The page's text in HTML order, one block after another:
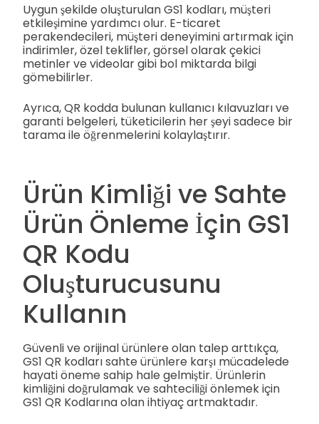
Uygun şekilde oluşturulan GS1 kodları, müşteri
etkileşimine yardımcı olur. E-ticaret
perakendecileri, müşteri deneyimini artırmak için
indirimler, özel teklifler, görsel olarak çekici
metinler ve videolar gibi bol miktarda bilgi
gömebilirler.
Ayrıca, QR kodda bulunan kullanıcı kılavuzları ve
garanti belgeleri, tüketicilerin her şeyi sadece bir
tarama ile öğrenmelerini kolaylaştırır.
Ürün Kimliği ve Sahte
Ürün Önleme İçin GS1
QR Kodu
Oluşturucusunu
Kullanın
Güvenli ve orijinal ürünlere olan talep arttıkça,
GS1 QR kodları sahte ürünlere karşı mücadelede
hayati öneme sahip hale gelmiştir. Ürünlerin
kimliğini doğrulamak ve sahteciliği önlemek için
GS1 QR Kodlarına olan ihtiyaç artmaktadır.